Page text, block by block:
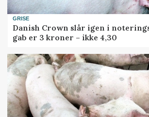
GRISE
Danish Crown slår igen i
gab er 3 kroner – ikke 4,30